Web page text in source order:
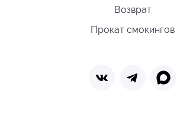
Возврат
Прокат смокингов